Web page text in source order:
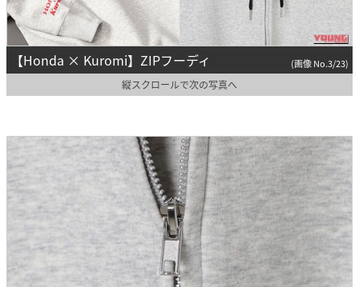
【Honda × Kuromi】ZIPフーディ (画像 No.3/23)
縦スクロールで次の写真へ